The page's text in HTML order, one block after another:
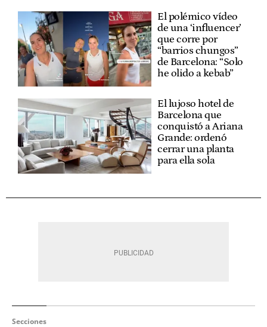
El polémico vídeo
de una ‘influencer’
que corre por
“barrios chungos”
de Barcelona: “Solo
he olido a kebab”
El lujoso hotel de
Barcelona que
conquistó a Ariana
Grande: ordenó
cerrar una planta
para ella sola
Secciones